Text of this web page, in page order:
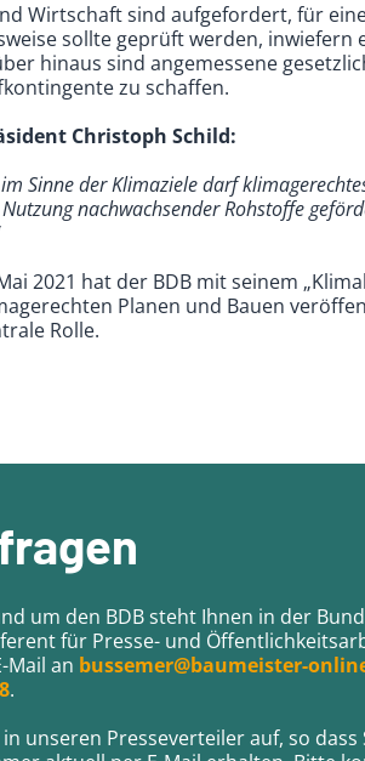
Wirtschaft sind aufgefordert, für
sollte geprüft werden,
hinaus sind angemessene
zu schaffen.
Christoph Schild:
Sinne der Klimaziele darf
nachwachsender Rohstoffe
2021 hat der BDB mit seinem
Planen und Bauen
Rolle.
um den BDB steht Ihnen in der
für Presse- und
Mail an bussemer@baumeister-
.
unseren Presseverteiler auf, so dass